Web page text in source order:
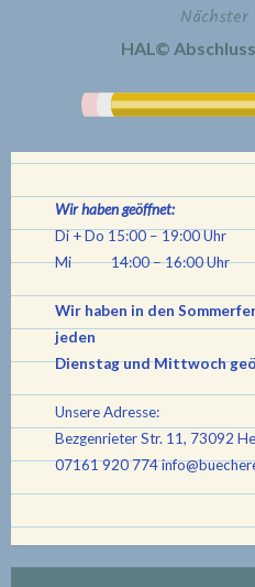
HAL©
Wir haben geöffnet:
Di + Do 15:00 – 19:00 Uhr
Mi 14:00 – 16:00 Uhr
Wir haben in den
jeden
Dienstag und Mittwoch
Unsere Adresse:
Bezgenrieter Str. 11, 73092
07161 920 774